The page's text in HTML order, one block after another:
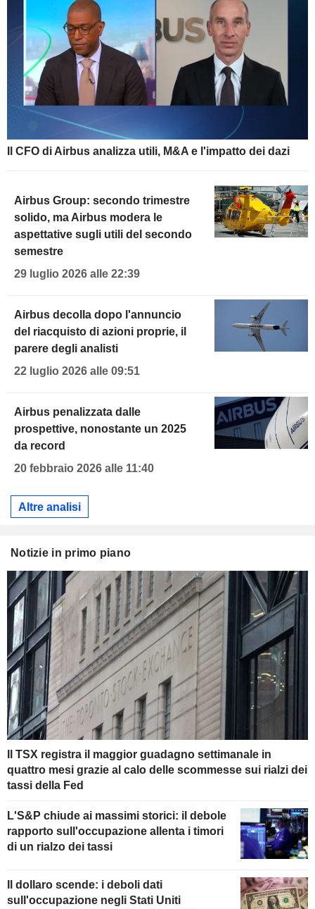
Il CFO di Airbus analizza utili, M&A e l'impatto dei dazi
Airbus Group: secondo trimestre
solido, ma Airbus modera le
aspettative sugli utili del secondo
semestre
29 luglio 2026 alle 22:39
Airbus decolla dopo l'annuncio
del riacquisto di azioni proprie, il
parere degli analisti
22 luglio 2026 alle 09:51
Airbus penalizzata dalle
prospettive, nonostante un 2025
da record
20 febbraio 2026 alle 11:40
Altre analisi
Notizie in primo piano
Il TSX registra il maggior guadagno settimanale in
quattro mesi grazie al calo delle scommesse sui rialzi dei
tassi della Fed
L'S&P chiude ai massimi storici: il debole
rapporto sull'occupazione allenta i timori
di un rialzo dei tassi
Il dollaro scende: i deboli dati
sull'occupazione negli Stati Uniti